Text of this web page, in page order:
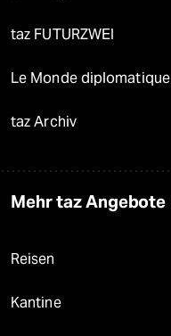
taz FUTURZWEI
Le Monde diplomatique
taz Archiv
Mehr taz Angebote
Reisen
Kantine